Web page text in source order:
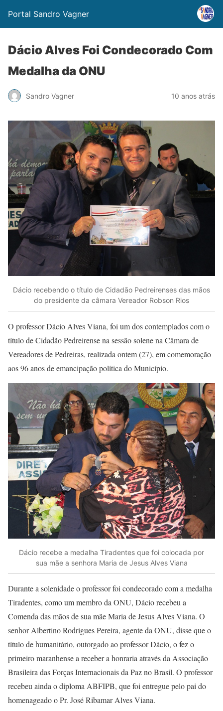
Portal Sandro Vagner
Dácio Alves Foi Condecorado Com
Medalha da ONU
Sandro Vagner 10 anos atrás
Dácio recebendo o título de Cidadão Pedreirenses das mãos
do presidente da câmara Vereador Robson Rios
O professor Dácio Alves Viana, foi um dos contemplados com o
título de Cidadão Pedreirense na sessão solene na Câmara de
Vereadores de Pedreiras, realizada ontem (27), em comemoração
aos 96 anos de emancipação política do Município.
Dácio recebe a medalha Tiradentes que foi colocada por
sua mãe a senhora Maria de Jesus Alves Viana
Durante a solenidade o professor foi condecorado com a medalha
Tiradentes, como um membro da ONU, Dácio recebeu a
Comenda das mãos de sua mãe Maria de Jesus Alves Viana. O
senhor Albertino Rodrigues Pereira, agente da ONU, disse que o
título de humanitário, outorgado ao professor Dácio, o fez o
primeiro maranhense a receber a honraria através da Associação
Brasileira das Forças Internacionais da Paz no Brasil. O professor
recebeu ainda o diploma ABFIPB, que foi entregue pelo pai do
homenageado o Pr. José Ribamar Alves Viana.